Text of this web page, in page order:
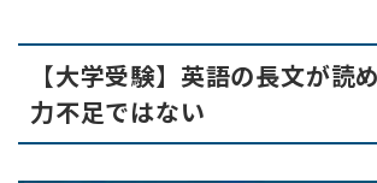
【大学受験】英語の長文が読
力不足ではない